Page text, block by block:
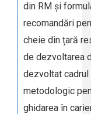
din RM și
recomandări
cheie din țară
de dezvoltarea
dezvoltat cadrul
metodologic
ghidarea în